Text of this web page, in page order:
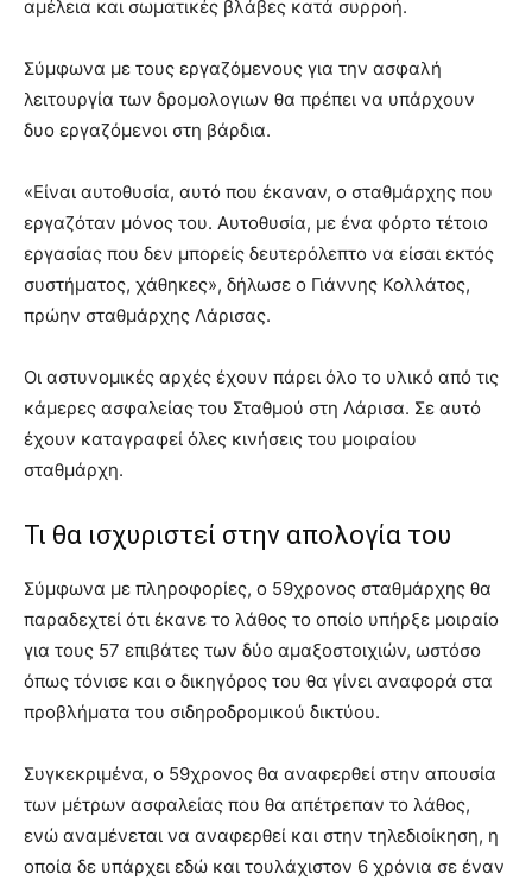
αμέλεια και σωματικές βλάβες κατά συρροή.
Σύμφωνα με τους εργαζόμενους για την ασφαλή
λειτουργία των δρομολογιων θα πρέπει να υπάρχουν
δυο εργαζόμενοι στη βάρδια.
«Είναι αυτοθυσία, αυτό που έκαναν, ο σταθμάρχης που
εργαζόταν μόνος του. Αυτοθυσία, με ένα φόρτο τέτοιο
εργασίας που δεν μπορείς δευτερόλεπτο να είσαι εκτός
συστήματος, χάθηκες», δήλωσε ο Γιάννης Κολλάτος,
πρώην σταθμάρχης Λάρισας.
Οι αστυνομικές αρχές έχουν πάρει όλο το υλικό από τις
κάμερες ασφαλείας του Σταθμού στη Λάρισα. Σε αυτό
έχουν καταγραφεί όλες κινήσεις του μοιραίου
σταθμάρχη.
Τι θα ισχυριστεί στην απολογία του
Σύμφωνα με πληροφορίες, ο 59χρονος σταθμάρχης θα
παραδεχτεί ότι έκανε το λάθος το οποίο υπήρξε μοιραίο
για τους 57 επιβάτες των δύο αμαξοστοιχιών, ωστόσο
όπως τόνισε και ο δικηγόρος του θα γίνει αναφορά στα
προβλήματα του σιδηροδρομικού δικτύου.
Συγκεκριμένα, ο 59χρονος θα αναφερθεί στην απουσία
των μέτρων ασφαλείας που θα απέτρεπαν το λάθος,
ενώ αναμένεται να αναφερθεί και στην τηλεδιοίκηση, η
οποία δε υπάρχει εδώ και τουλάχιστον 6 χρόνια σε έναν